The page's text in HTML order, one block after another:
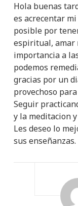
Hola buenas
es acrecentar
posible por
espiritual, amar
importancia a
podemos
gracias por un
provechoso
Seguir
y la meditacion
Les deseo lo
sus